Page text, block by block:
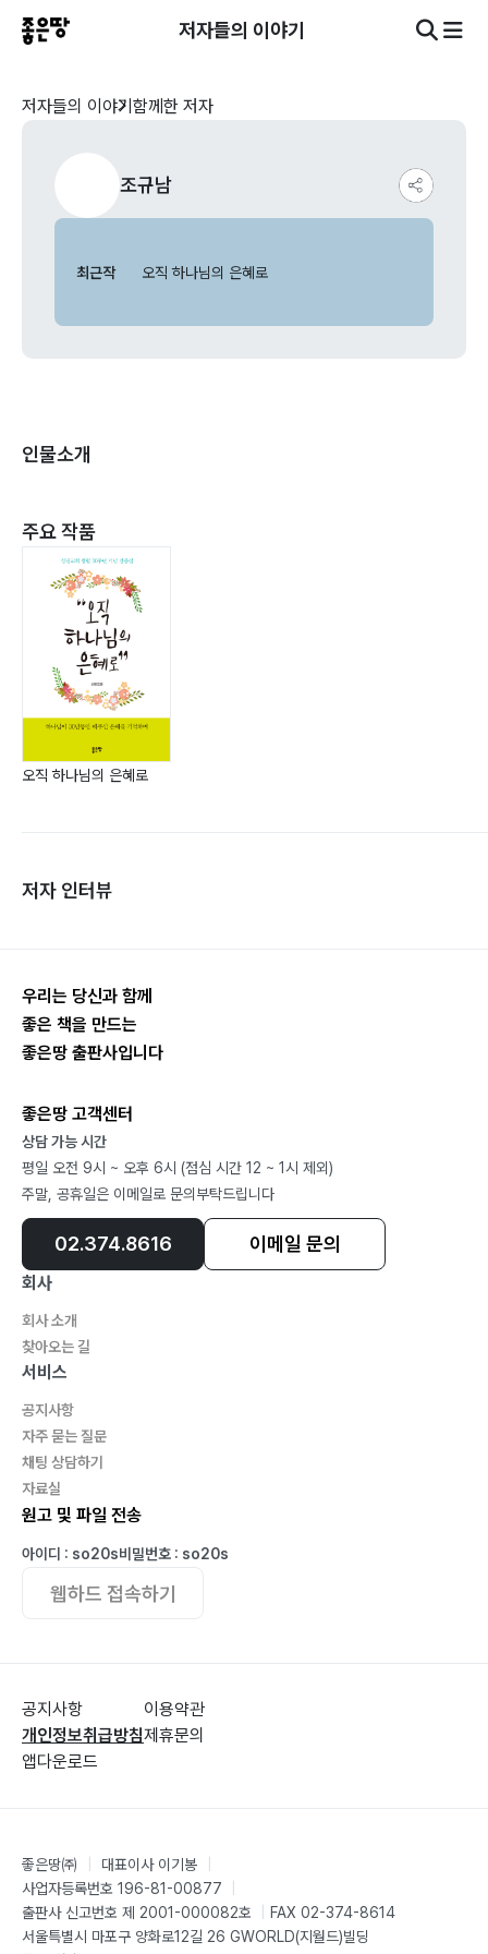
저자들의 이야기
저자들의 이야기 함께한 저자
조규남
최근작 오직 하나님의 은혜로
인물소개
주요 작품
오직 하나님의 은혜로
저자 인터뷰
우리는 당신과 함께
좋은 책을 만드는
좋은땅 출판사입니다
좋은땅 고객센터
상담 가능 시간
평일 오전 9시 ~ 오후 6시 (점심 시간 12 ~ 1시 제외)
주말, 공휴일은 이메일로 문의부탁드립니다
02.374.8616 이메일 문의
회사
회사 소개
찾아오는 길
서비스
공지사항
자주 묻는 질문
채팅 상담하기
자료실
원고 및 파일 전송
아이디 : so20s비밀번호 : so20s
웹하드 접속하기
공지사항
개인정보취급방침
앱다운로드
이용약관
제휴문의
좋은땅㈜ 대표이사 이기봉
사업자등록번호 196-81-00877
출판사 신고번호 제 2001-000082호
FAX 02-374-8614
서울특별시 마포구 양화로12길 26 GWORLD(지월드)빌딩